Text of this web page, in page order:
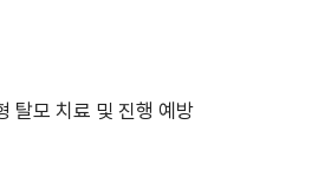
탈모 치료 및 진행 예방